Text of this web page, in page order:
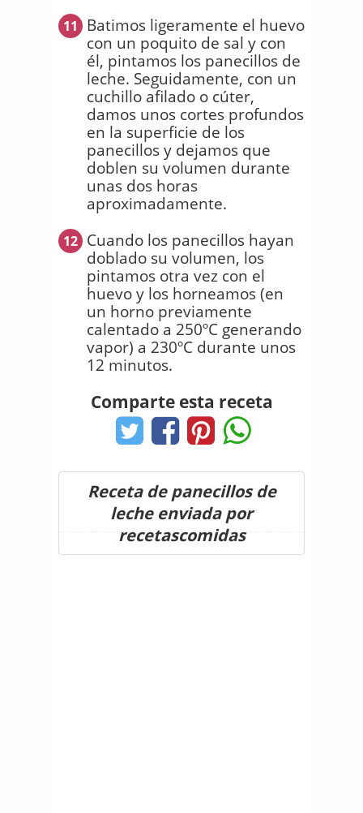
11
Batimos ligeramente el huevo
con un poquito de sal y con
él, pintamos los panecillos de
leche. Seguidamente, con un
cuchillo afilado o cúter,
damos unos cortes profundos
en la superficie de los
panecillos y dejamos que
doblen su volumen durante
unas dos horas
aproximadamente.
12 Cuando los panecillos hayan
doblado su volumen, los
pintamos otra vez con el
huevo y los horneamos (en
un horno previamente
calentado a 250ºC generando
vapor) a 230ºC durante unos
12 minutos.
Comparte esta receta
Receta de panecillos de
leche enviada por
recetascomidas